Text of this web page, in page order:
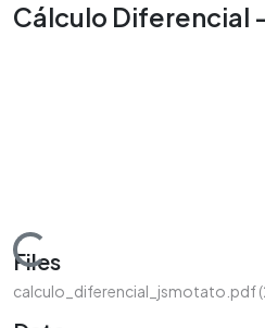
Cálculo Diferencial
Loading...
Files
calculo_diferencial_jsmotato.pdf